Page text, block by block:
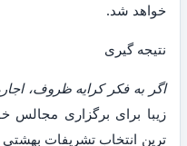
خواهد شد.
نتیجه گیری
اگر به فکر کرایه ظروف،
زیبا برای برگزاری مجالس
ترین انتخاب تشریفات